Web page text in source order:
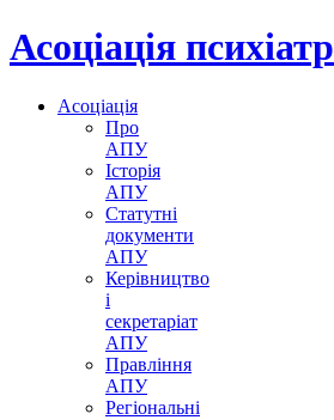
Асоціація
Асоціація
Про
АПУ
Історія
АПУ
Статутні
документи
АПУ
Керівництво
і
секретаріат
АПУ
Правління
АПУ
Регіональні